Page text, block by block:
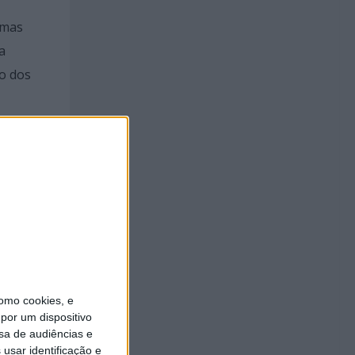
cookies, e
um dispositivo
de audiências e
identificação e
dos
da